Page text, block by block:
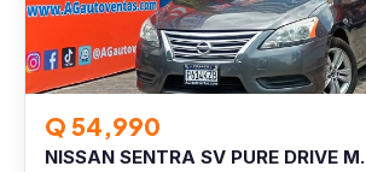
Q 54,990
NISSAN SENTRA SV PURE DRIVE